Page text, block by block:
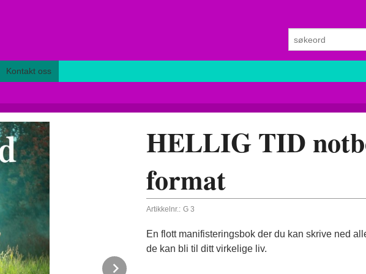
Kontakt oss
HELLIG TID
format
Artikkelnr.: G 3
En flott manifisteringsbok der du kan skrive ned
de kan bli til ditt virkelige liv.